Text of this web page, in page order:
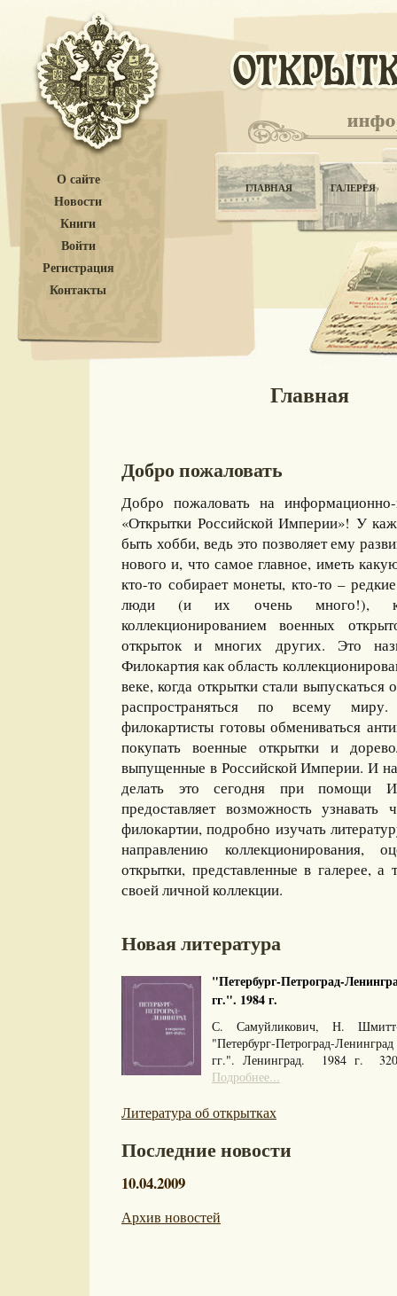
О сайте
Новости
Книги
Войти
Регистрация
Контакты
ГЛАВНАЯ ГАЛЕРЕЯ
Главная
Добро пожаловать
Добро пожаловать на информационно-
«Открытки Российской Империи»! У
быть хобби, ведь это позволяет ему
нового и, что самое главное, иметь
кто-то собирает монеты, кто-то –
люди (и их очень много!),
коллекционированием военных
открыток и многих других. Это
Филокартия как область
веке, когда открытки стали
распространяться по всему
филокартисты готовы обмениваться
покупать военные открытки и
выпущенные в Российской Империи. И
делать это сегодня при помощи
предоставляет возможность
филокартии, подробно изучать
направлению коллекционирования,
открытки, представленные в галерее, а
своей личной коллекции.
Новая литература
"Петербург-Петроград-
гг.". 1984 г.
С. Самуйликович, Н.
"Петербург-Петроград-
гг.". Ленинград. 1984 г.
Подробнее...
Литература об открытках
Последние новости
10.04.2009
Архив новостей